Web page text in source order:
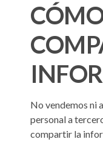
No vendemos ni
personal a
compartir la